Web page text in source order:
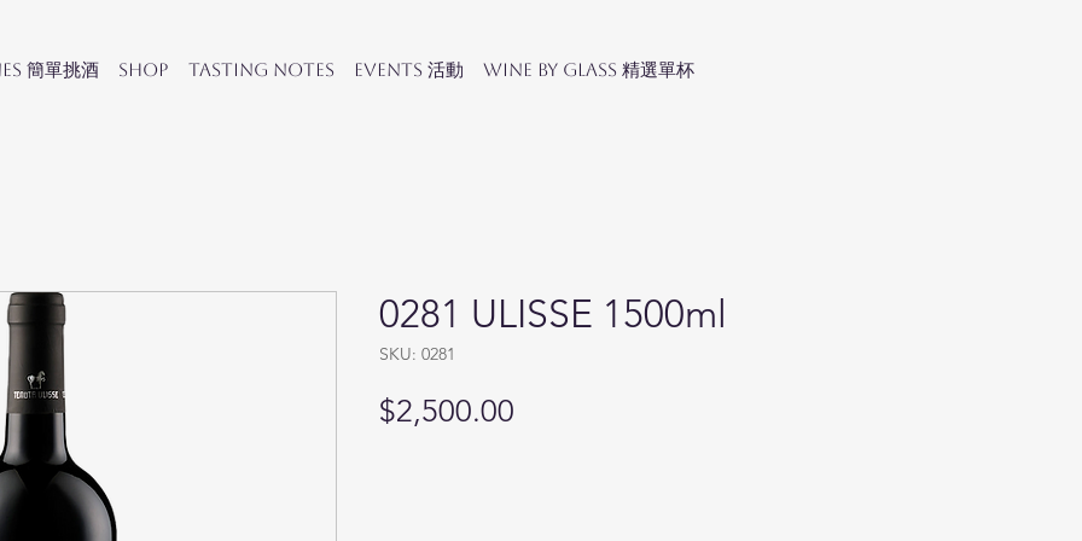
簡單挑酒 SHOP Tasting Notes Events 活動 Wine by Glass 精選單杯
0281 ULISSE 1500ml
SKU: 0281
$2,500.00